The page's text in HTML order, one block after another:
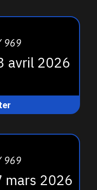
969
avril 2026
969
mars 2026